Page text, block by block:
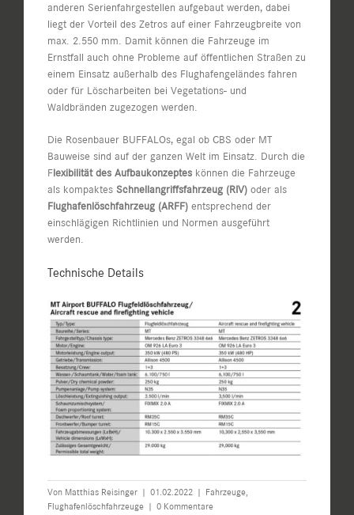
anderen Serienfahrgestellen aufgebaut werden, dabei
liegt der Vorteil des Zetros auf einer Fahrzeugbreite von
max. 2.550 mm. Damit können die Fahrzeuge im
Ernstfall auch ohne Probleme auf öffentlichen Straßen zu
einem Einsatz außerhalb des Flughafengeländes fahren
oder für Löscharbeiten bei Vegetations- und
Waldbränden zugezogen werden.
Die Rosenbauer BUFFALOs, egal ob CBS oder MT
Bauweise sind auf der ganzen Welt im Einsatz. Durch die
Flexibilität des Aufbaukonzeptes können die Fahrzeuge
als kompaktes Schnellangriffsfahrzeug (RIV) oder als
Flughafenlöschfahrzeug (ARFF) entsprechend der
einschlägigen Richtlinien und Normen ausgeführt
werden.
Technische Details
Von Matthias Reisinger | 01.02.2022 | Fahrzeuge,
Flughafenlöschfahrzeuge | 0 Kommentare